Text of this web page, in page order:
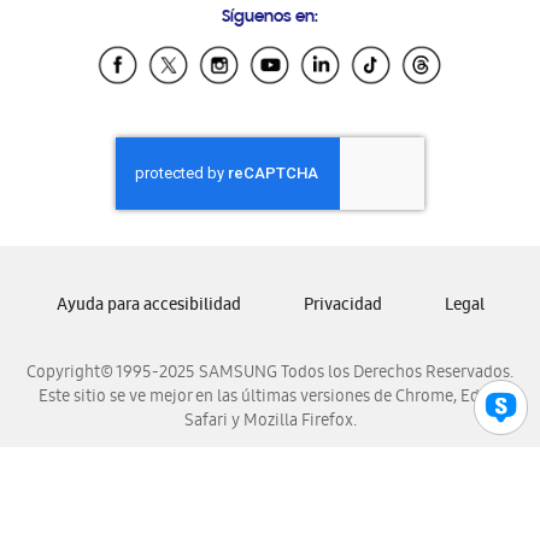
Samsung Ecuador
Samsung El Salvador
Samsung Honduras
Samsung Nicaragua
Samsung Panamá
Samsung Venezuela
Síguenos en:
Copyright© 1995-2025 SAMSUNG Todos los Derechos Reservados.
Este sitio se ve mejor en las últimas versiones de Chrome, Edge,
Safari y Mozilla Firefox.
Ayuda para accesibilidad Privacidad Legal